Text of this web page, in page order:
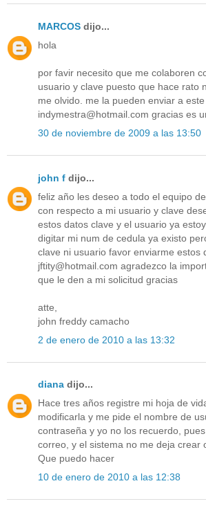
MARCOS dijo...
hola
por favir necesito que me colaboren
usuario y clave puesto que hace rato
me olvido. me la pueden enviar a
indymestra@hotmail.com gracias es
30 de noviembre de 2009 a las 13:50
john f dijo...
feliz año les deseo a todo el equipo
con respecto a mi usuario y clave
estos datos clave y el usuario ya
digitar mi num de cedula ya existo
clave ni usuario favor enviarme estos
jftity@hotmail.com agradezco la
que le den a mi solicitud gracias
atte,
john freddy camacho
2 de enero de 2010 a las 13:32
diana dijo...
Hace tres años registre mi hoja de
modificarla y me pide el nombre de
contraseña y yo no los recuerdo,
correo, y el sistema no me deja crear
Que puedo hacer
10 de enero de 2010 a las 12:38